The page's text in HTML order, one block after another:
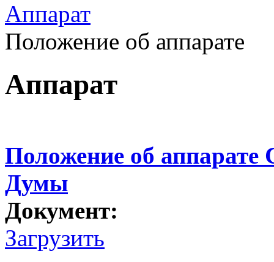
Аппарат
Положение об аппарате
Аппарат
Положение об аппарате
Думы
Документ:
Загрузить